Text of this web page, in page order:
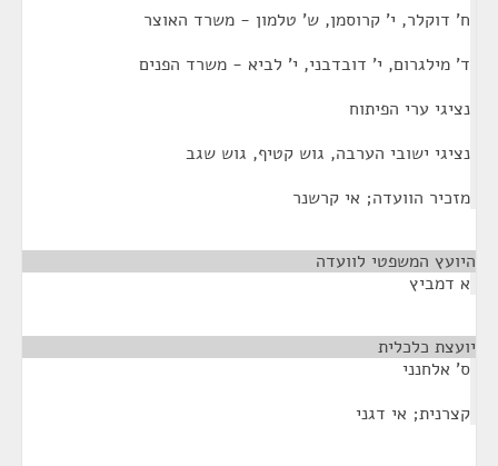
ח' דוקלר, י' קרוסמן, ש' טלמון - משרד האוצר
ד' מילגרום, י' דובדבני, י' לביא - משרד הפנים
נציגי ערי הפיתוח
נציגי ישובי הערבה, גוש קטיף, גוש שגב
מזכיר הוועדה; אי קרשנר
היועץ המשפטי לוועדה
א דמביץ
יועצת כלכלית
ס' אלחנני
קצרנית; אי דגני